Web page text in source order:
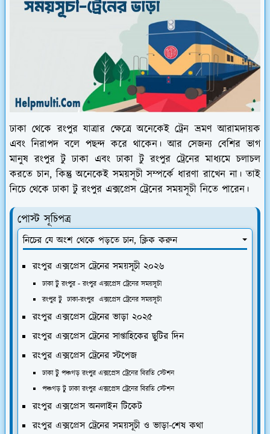
ঢাকা থেকে রংপুর যাত্রার ক্ষেত্রে অনেকেই ট্রেন ভ্রমণ আরামদায়ক
এবং নিরাপদ বলে পছন্দ করে থাকেন। আর সেজন্য বেশির ভাগ
মানুষ রংপুর টু ঢাকা এবং ঢাকা টু রংপুর ট্রেনের মাধ্যমে চলাচল
করতে চান, কিন্তু অনেকেই সময়সূচী সম্পর্কে ধারণা রাখেন না। তাই
নিচে থেকে ঢাকা টু রংপুর এক্সপ্রেস ট্রেনের সময়সূচী নিতে পারেন।
পোস্ট সূচিপত্র
নিচের যে অংশ থেকে পড়তে চান, ক্লিক করুন
রংপুর এক্সপ্রেস ট্রেনের সময়সূচী ২০২৬
ঢাকা টু রংপুর - রংপুর এক্সপ্রেস ট্রেনের সময়সূচী
রংপুর টু ঢাকা-রংপুর এক্সপ্রেস ট্রেনের সময়সূচী
রংপুর এক্সপ্রেস ট্রেনের ভাড়া ২০২৫
রংপুর এক্সপ্রেস ট্রেনের সাপ্তাহিকের ছুটির দিন
রংপুর এক্সপ্রেস ট্রেনের স্টপেজ
ঢাকা টু পঞ্চগড় রংপুর এক্সপ্রেস ট্রেনের বিরতি স্টেশন
পঞ্চগড় টু ঢাকা রংপুর এক্সপ্রেস ট্রেনের বিরতি স্টেশন
রংপুর এক্সপ্রেস অনলাইন টিকেট
রংপুর এক্সপ্রেস ট্রেনের সময়সূচী ও ভাড়া-শেষ কথা